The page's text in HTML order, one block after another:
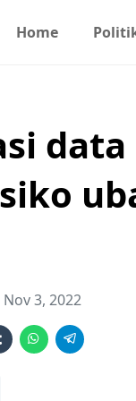
Home
Nov 3, 2022